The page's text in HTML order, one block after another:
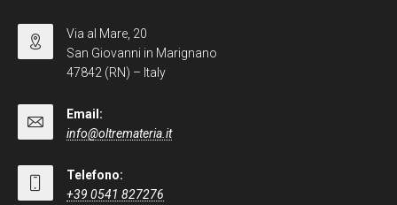
Via al Mare, 20
San Giovanni in Marignano
47842 (RN) – Italy
Email:
info@oltremateria.it
Telefono:
+39 0541 827276